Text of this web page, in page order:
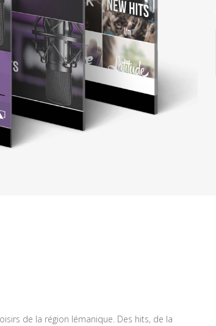
de la région lémanique. Des hits, de la